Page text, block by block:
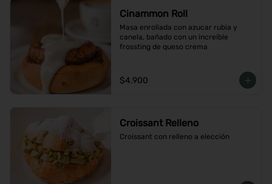
Cinammon Roll
Masa enrollada con azucar rubia y
canela, bañado con un increíble
frossting de queso crema
$4.900
Croissant Relleno
Croissant con relleno a elección